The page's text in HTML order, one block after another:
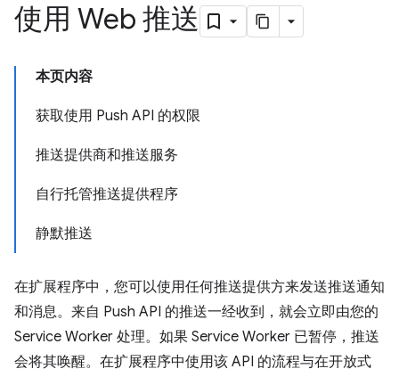
使用 Web 推送
本页内容
获取使用 Push API 的权限
推送提供商和推送服务
自行托管推送提供程序
静默推送
在扩展程序中，您可以使用任何推送提供方来发送推送通知
和消息。来自 Push API 的推送一经收到，就会立即由您的
Service Worker 处理。如果 Service Worker 已暂停，推送
会将其唤醒。在扩展程序中使用该 API 的流程与在开放式